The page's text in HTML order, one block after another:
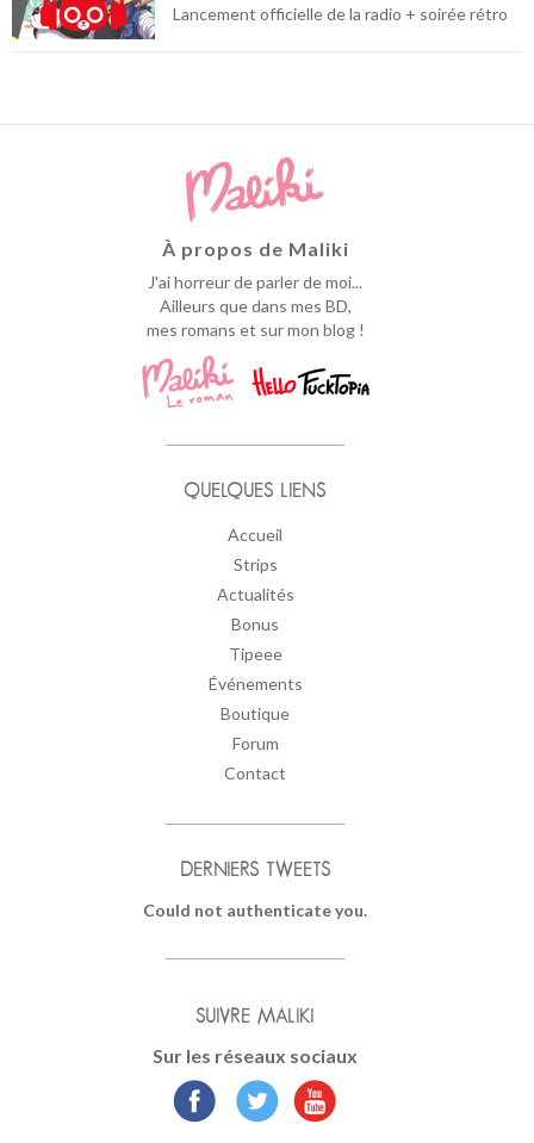
Lancement officielle de la radio + soirée rétro
À propos de Maliki
J'ai horreur de parler de moi...
Ailleurs que dans mes BD,
mes romans et sur mon blog !
QUELQUES LIENS
Accueil
Strips
Actualités
Bonus
Tipeee
Événements
Boutique
Forum
Contact
DERNIERS TWEETS
Could not authenticate you.
SUIVRE MALIKI
Sur les réseaux sociaux